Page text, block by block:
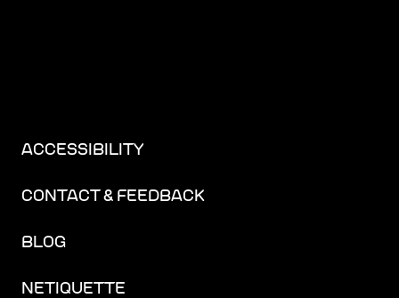
ACCESSIBILITY
CONTACT & FEEDBACK
BLOG
NETIQUETTE